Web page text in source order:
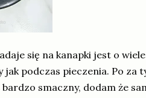
się na kanapki jest o wiele
jak podczas pieczenia. Po za
smaczny, dodam że